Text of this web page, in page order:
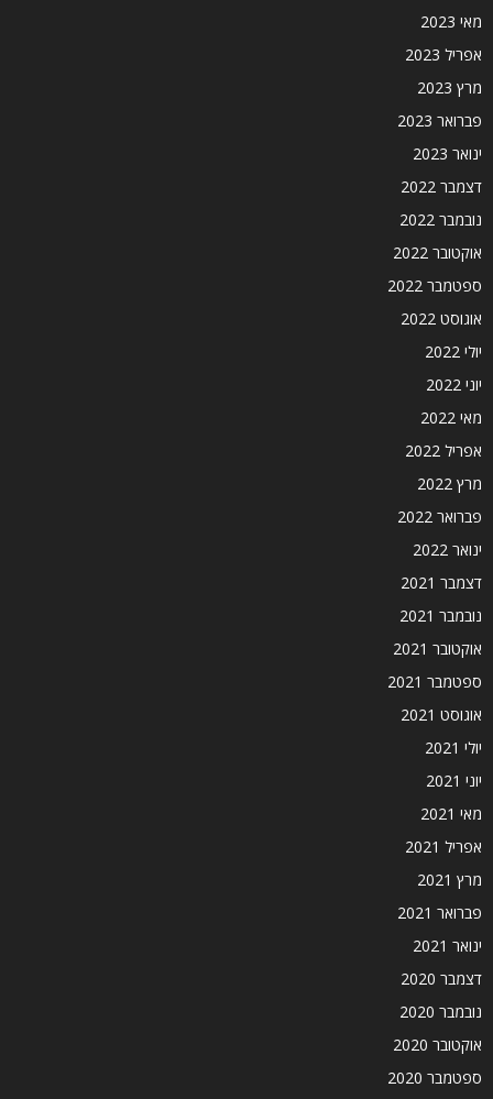
מאי 2023
אפריל 2023
מרץ 2023
פברואר 2023
ינואר 2023
דצמבר 2022
נובמבר 2022
אוקטובר 2022
ספטמבר 2022
אוגוסט 2022
יולי 2022
יוני 2022
מאי 2022
אפריל 2022
מרץ 2022
פברואר 2022
ינואר 2022
דצמבר 2021
נובמבר 2021
אוקטובר 2021
ספטמבר 2021
אוגוסט 2021
יולי 2021
יוני 2021
מאי 2021
אפריל 2021
מרץ 2021
פברואר 2021
ינואר 2021
דצמבר 2020
נובמבר 2020
אוקטובר 2020
ספטמבר 2020